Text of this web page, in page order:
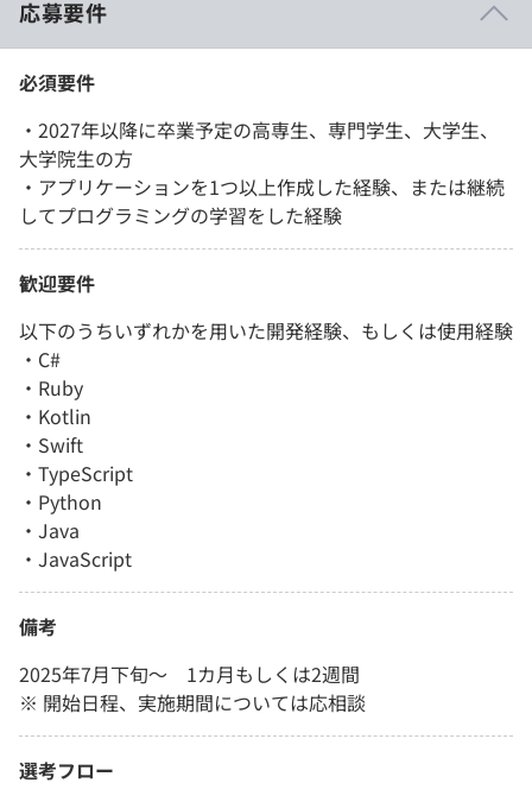
応募要件
必須要件
・2027年以降に卒業予定の高専生、専門学生、大学生、
大学院生の方
・アプリケーションを1つ以上作成した経験、または継続
してプログラミングの学習をした経験
歓迎要件
以下のうちいずれかを用いた開発経験、もしくは使用経験
・C#
・Ruby
・Kotlin
・Swift
・TypeScript
・Python
・Java
・JavaScript
備考
2025年7月下旬〜 1カ月もしくは2週間
※ 開始日程、実施期間については応相談
選考フロー